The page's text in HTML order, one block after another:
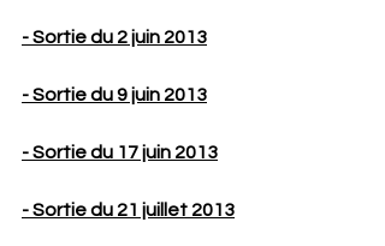
- Sortie du 2 juin 2013
- Sortie du 9 juin 2013
- Sortie du 17 juin 2013
- Sortie du 21 juillet 2013